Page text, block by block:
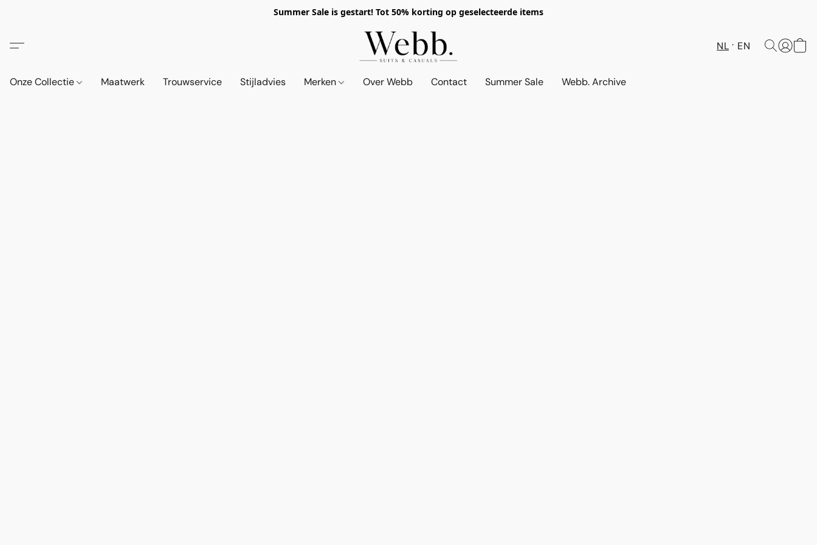
Summer Sale is gestart! Tot 50% korting op geselecteerde items
NL EN
Onze Collectie Maatwerk Trouwservice Stijladvies Merken Over Webb Contact Summer Sale Webb. Archive